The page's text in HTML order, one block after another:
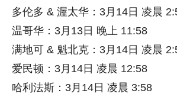
多伦多 & 渥太华：3月14日 凌晨
温哥华：3月13日 晚上 11:58
满地可 & 魁北克：3月14日 凌晨
爱民顿：3月14日 凌晨 12:58
哈利法斯：3月14日 凌晨 3:58